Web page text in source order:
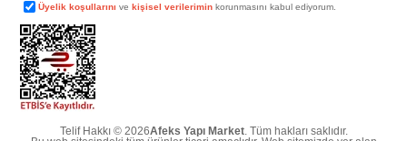
Üyelik koşullarını vekişisel verilerimin korunmasını kabul ediyorum.
Telif Hakkı © 2026Afeks Yapı Market. Tüm hakları saklıdır.